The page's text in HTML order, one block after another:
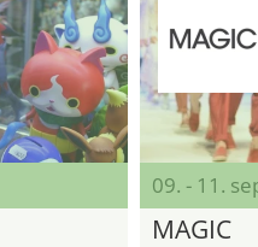
09. - 11.
MAGIC